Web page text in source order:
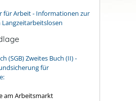
für Arbeit - Informationen zur
(SGB) Zweites Buch (II) -
für
am Arbeitsmarkt